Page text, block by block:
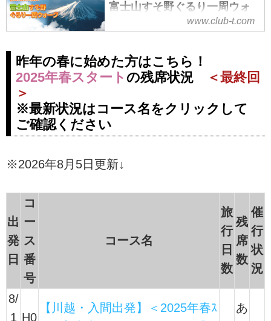
富士山すそ野ぐるり一周ウォ
ーク・ウォーキング【関東
発】│クラブツーリズム
富士山すそ野ぐるり一周ウォー
ク・ウォーキング！富士山に精通
した現地案内人同行だから安心で
そ野をウォーキングして、360度
さまざまな景色を堪能します。楽
しみながら完歩を目指しましょ
単。
www.club-t.com
昨年の春に始めた方はこちら！
2025年春スタート の残席状況
＜最終回
＞
※最新状況はコース名をクリックして
ご確認ください
※2026年8月5日更新↓
出
発
日
コ
ー
ス
番
号
コース名
旅
行
日
数
残
席
数
催
行
状
況
8/
1 H0
【川越・入間出発】＜2025年春ｽ
あ